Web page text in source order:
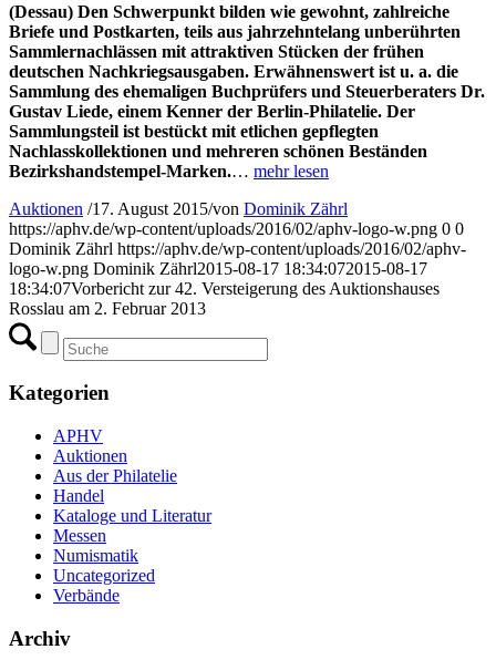
(Dessau) Den Schwerpunkt bilden wie gewohnt, zahlreiche
Briefe und Postkarten, teils aus jahrzehntelang unberührten
Sammlernachlässen mit attraktiven Stücken der frühen
deutschen Nachkriegsausgaben. Erwähnenswert ist u. a. die
Sammlung des ehemaligen Buchprüfers und Steuerberaters Dr.
Gustav Liede, einem Kenner der Berlin-Philatelie. Der
Sammlungsteil ist bestückt mit etlichen gepflegten
Nachlasskollektionen und mehreren schönen Beständen
Bezirkshandstempel-Marken.… mehr lesen
Auktionen /17. August 2015/von Dominik Zährl
https://aphv.de/wp-content/uploads/2016/02/aphv-logo-w.png 0 0
Dominik Zährl https://aphv.de/wp-content/uploads/2016/02/aphv-
logo-w.png Dominik Zährl2015-08-17 18:34:072015-08-17
18:34:07Vorbericht zur 42. Versteigerung des Auktionshauses
Rosslau am 2. Februar 2013
Kategorien
APHV
Auktionen
Aus der Philatelie
Handel
Kataloge und Literatur
Messen
Numismatik
Uncategorized
Verbände
Archiv